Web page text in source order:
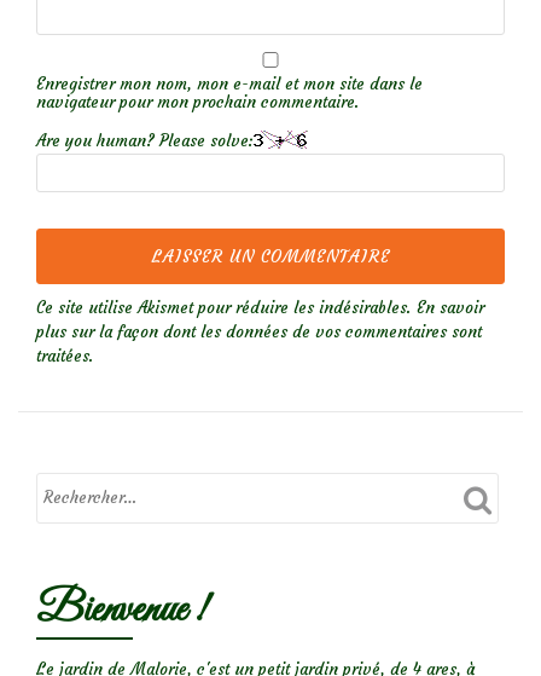
Enregistrer mon nom, mon e-mail et mon site dans le
navigateur pour mon prochain commentaire.
Are you human? Please solve:
Ce site utilise Akismet pour réduire les indésirables. En savoir
plus sur la façon dont les données de vos commentaires sont
traitées.
Bienvenue !
Le jardin de Malorie, c'est un petit jardin privé, de 4 ares, à